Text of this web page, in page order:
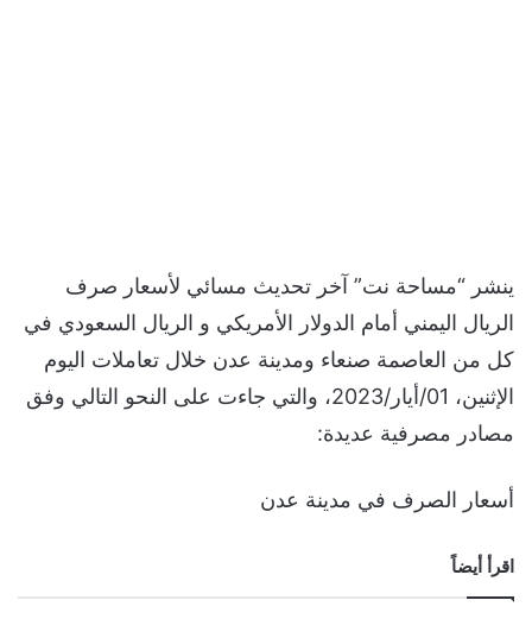
ينشر “مساحة نت” آخر تحديث مسائي لأسعار صرف
الريال اليمني أمام الدولار الأمريكي و الريال السعودي في
كل من العاصمة صنعاء ومدينة عدن خلال تعاملات اليوم
الإثنين، 01/أيار/2023، والتي جاءت على النحو التالي وفق
مصادر مصرفية عديدة:
أسعار الصرف في مدينة عدن
اقرأ أيضاً